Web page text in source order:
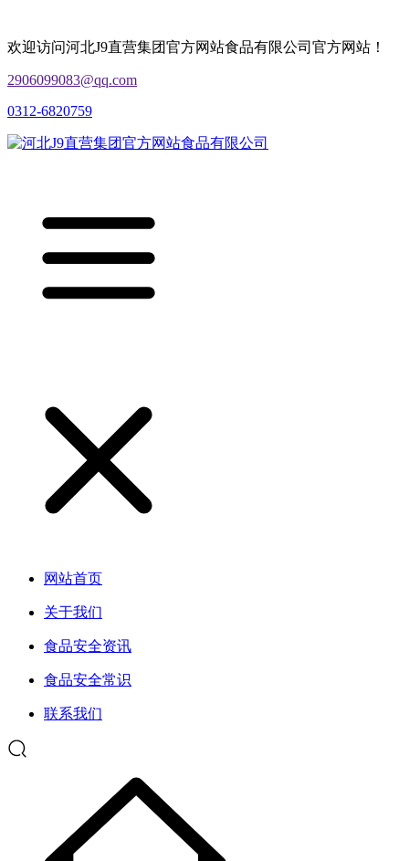
欢迎访问河北J9直营集团官方网站食品有限公司官方网站！
2906099083@qq.com
0312-6820759
网站首页
关于我们
食品安全资讯
食品安全常识
联系我们